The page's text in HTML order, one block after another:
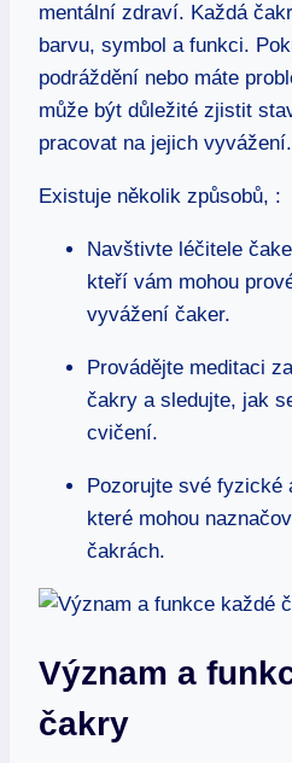
mentální zdraví. Každá
barvu, symbol a funkci.
podráždění nebo máte
může být důležité zjistit
pracovat na jejich vyvážení.
Existuje několik způsobů, :
Navštivte léčitele
kteří vám mohou
vyvážení čaker.
Provádějte meditaci
čakry a sledujte, jak
cvičení.
Pozorujte své fyzické
které mohou
čakrách.
Význam a
čakry